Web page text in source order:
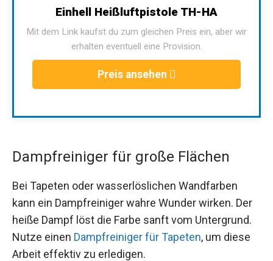
Einhell Heißluftpistole TH-HA
Mit dem Link kaufst du zum gleichen Preis ein, aber wir
erhalten eventuell eine Provision.
Preis ansehen
Dampfreiniger für große Flächen
Bei Tapeten oder wasserlöslichen Wandfarben
kann ein Dampfreiniger wahre Wunder wirken. Der
heiße Dampf löst die Farbe sanft vom Untergrund.
Nutze einen Dampfreiniger für Tapeten, um diese
Arbeit effektiv zu erledigen.